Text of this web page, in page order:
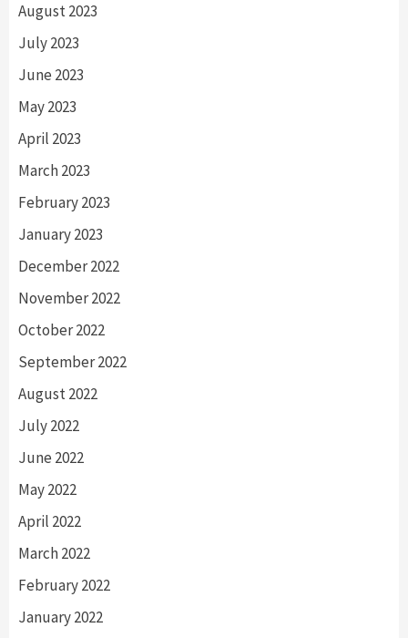
August 2023
July 2023
June 2023
May 2023
April 2023
March 2023
February 2023
January 2023
December 2022
November 2022
October 2022
September 2022
August 2022
July 2022
June 2022
May 2022
April 2022
March 2022
February 2022
January 2022